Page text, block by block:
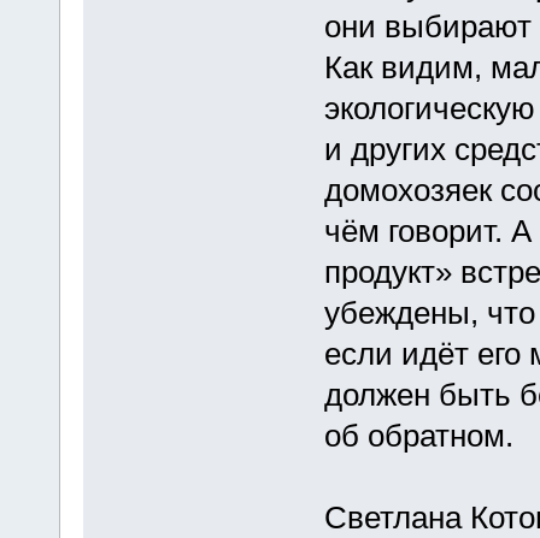
они выбирают
Как видим,
и других
домохозяек
чём говорит.
продукт»
убеждены, что
если идёт его
должен быть
об обратном.
Светлана